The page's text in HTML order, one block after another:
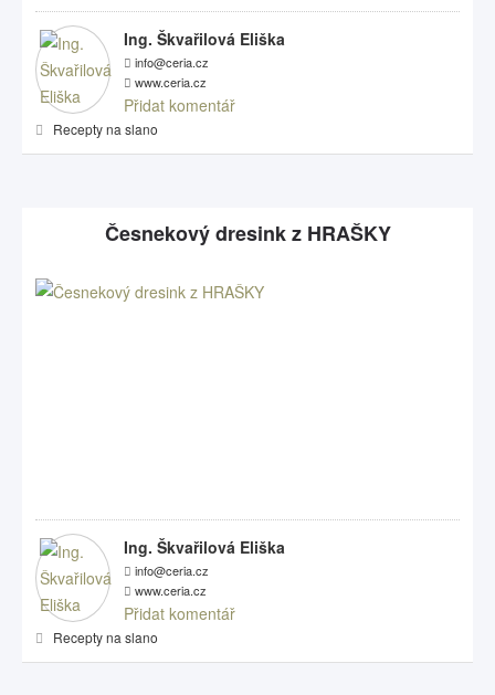
Ing. Škvařilová Eliška
info@ceria.cz
www.ceria.cz
Přidat komentář
Recepty na slano
Česnekový dresink z HRAŠKY
Ing. Škvařilová Eliška
info@ceria.cz
www.ceria.cz
Přidat komentář
Recepty na slano